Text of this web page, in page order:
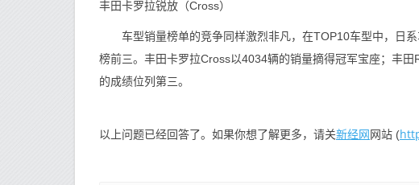
丰田卡罗拉锐放（Cross）
车型销量榜单的竞争同样激烈非凡，在TOP10车型中，日系
榜前三。丰田卡罗拉Cross以4034辆的销量摘得冠军宝座；丰
的成绩位列第三。
以上问题已经回答了。如果你想了解更多，请关新经网网站 (